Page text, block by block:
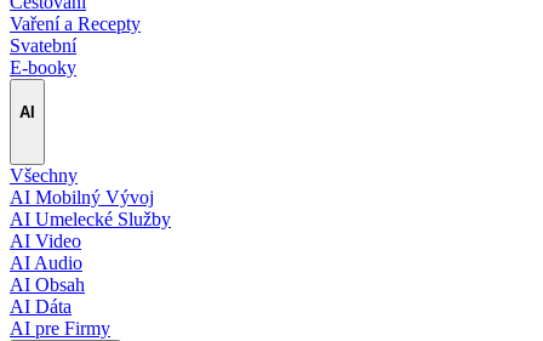
Vaření a Recepty
Svatební
E-booky
AI
Všechny
AI Mobilný Vývoj
AI Umelecké Služby
AI Video
AI Audio
AI Obsah
AI Dáta
AI pre Firmy